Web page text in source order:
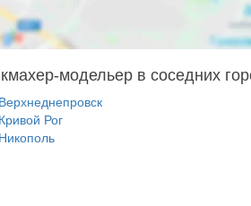
модельер в соседних
Рог